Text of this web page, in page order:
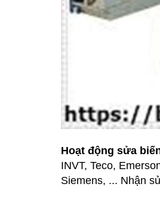
Hoạt động sửa
INVT, Teco,
Siemens, ... Nhận